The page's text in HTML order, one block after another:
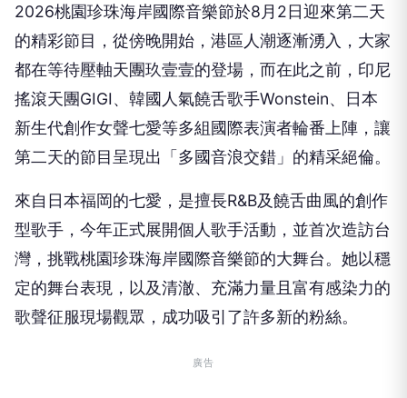
2026桃園珍珠海岸國際音樂節於8月2日迎來第二天
的精彩節目，從傍晚開始，港區人潮逐漸湧入，大家
都在等待壓軸天團玖壹壹的登場，而在此之前，印尼
搖滾天團GIGI、韓國人氣饒舌歌手Wonstein、日本
新生代創作女聲七愛等多組國際表演者輪番上陣，讓
第二天的節目呈現出「多國音浪交錯」的精采絕倫。
來自日本福岡的七愛，是擅長R&B及饒舌曲風的創作
型歌手，今年正式展開個人歌手活動，並首次造訪台
灣，挑戰桃園珍珠海岸國際音樂節的大舞台。她以穩
定的舞台表現，以及清澈、充滿力量且富有感染力的
歌聲征服現場觀眾，成功吸引了許多新的粉絲。
廣告